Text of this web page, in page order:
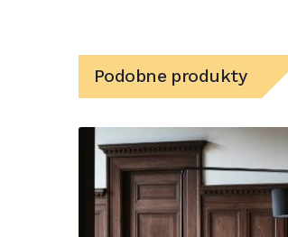
Podobne produkty